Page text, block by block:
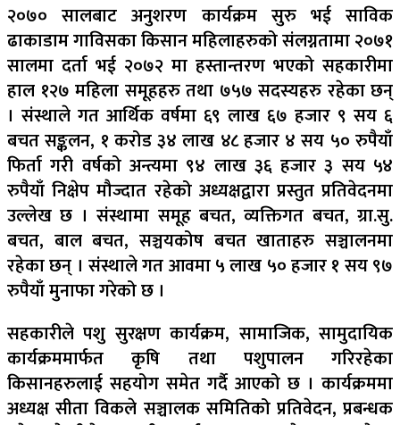
२०७० सालबाट अनुशरण कार्यक्रम सुरु भई साविक
ढाकाडाम गाविसका किसान महिलाहरुको संलग्नतामा २०७१
सालमा दर्ता भई २०७२ मा हस्तान्तरण भएको सहकारीमा
हाल १२७ महिला समूहहरु तथा ७५७ सदस्यहरु रहेका छन्
। संस्थाले गत आर्थिक वर्षमा ६९ लाख ६७ हजार ९ सय ६
बचत सङ्कलन, १ करोड ३४ लाख ४८ हजार ४ सय ५० रुपैयाँ
फिर्ता गरी वर्षको अन्त्यमा ९४ लाख ३६ हजार ३ सय ५४
रुपैयाँ निक्षेप मौज्दात रहेको अध्यक्षद्वारा प्रस्तुत प्रतिवेदनमा
उल्लेख छ । संस्थामा समूह बचत, व्यक्तिगत बचत, ग्रा.सु.
बचत, बाल बचत, सञ्चयकोष बचत खाताहरु सञ्चालनमा
रहेका छन् । संस्थाले गत आवमा ५ लाख ५० हजार १ सय ९७
रुपैयाँ मुनाफा गरेको छ ।
सहकारीले पशु सुरक्षण कार्यक्रम, सामाजिक, सामुदायिक
कार्यक्रममार्फत कृषि तथा पशुपालन गरिरहेका
किसानहरुलाई सहयोग समेत गर्दै आएको छ । कार्यक्रममा
अध्यक्ष सीता विकले सञ्चालक समितिको प्रतिवेदन, प्रबन्धक